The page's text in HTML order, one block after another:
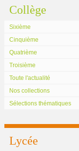
Collège
Sixième
Cinquième
Quatrième
Troisième
Toute l'actualité
Nos collections
Sélections thématiques
Lycée